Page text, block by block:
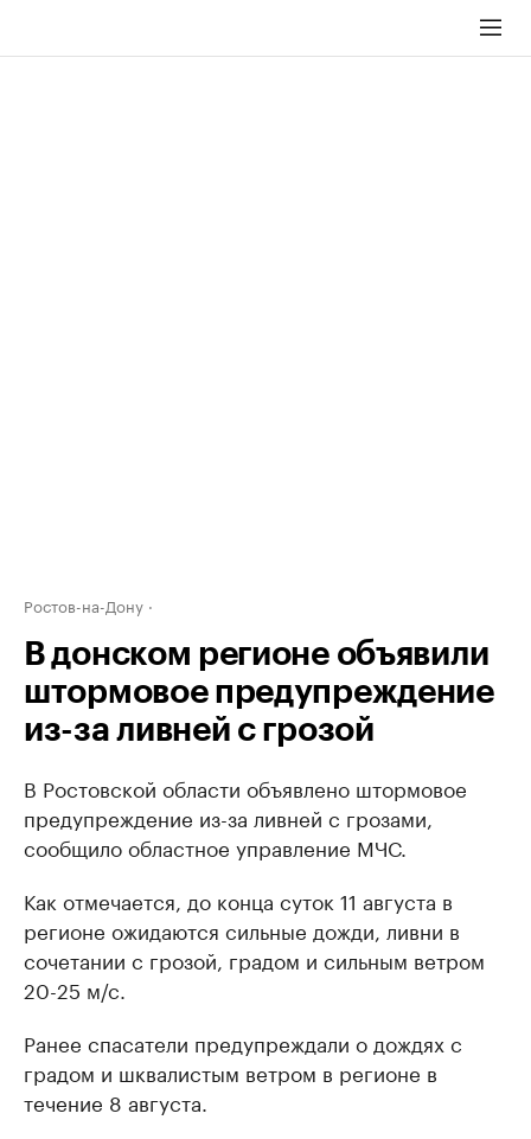
Ростов-на-Дону
В донском регионе объявили
штормовое предупреждение
из-за ливней с грозой
В Ростовской области объявлено штормовое
предупреждение из-за ливней с грозами,
сообщило областное управление МЧС.
Как отмечается, до конца суток 11 августа в
регионе ожидаются сильные дожди, ливни в
сочетании с грозой, градом и сильным ветром
20-25 м/с.
Ранее спасатели предупреждали о дождях с
градом и шквалистым ветром в регионе в
течение 8 августа.